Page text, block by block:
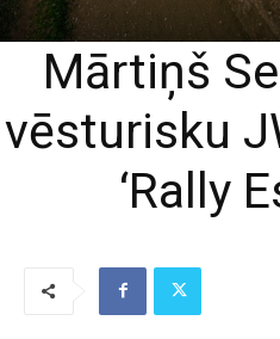
Mārtiņš
vēsturisku
‘Rally